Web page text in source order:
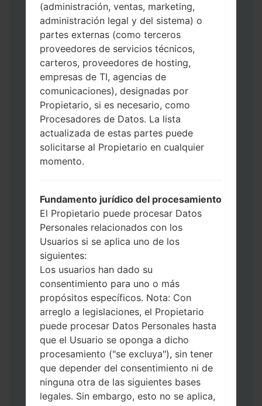
AP: "Sistema y Recuperación"
CP: "Módem y Radio"
CSC _ ***: "País y región y operador"
HOME_CSC _ ***: "País y regióny
operador"
Agregue todos los archivos a Odin 3.
Si desea hacer clean flash, use CSC _ *** o
use HOME_CSC _ *** para mantener sus
datos y aplicaciones.
Ahora apague su teléfono y entre al Modo
de Descarga. Cómo hacer todos los
métodos:
volumen y la tecla de Bixby.
Presione y mantenga presionadas las
teclas de Subir y de Bajar volumen y
luego conecte un cable USB.
Presione y mantenga presionados la
tecla de Encendido, el botón de Bajar
volumen y la tecla de Inicio.
Conecte un cable USB, luego
mantenga presionados el botón de Bixby
y la tecla de Bajar volumen.
Presione y mantenga presionados la
tecla de Encendido y el botón de Subir
volumen.
Luego, conecte su dispositivo a PC, Odin
debería detectar su teléfono y el número
(administración, ventas, marketing,
administración legal y del sistema) o
partes externas (como terceros
proveedores de servicios técnicos,
carteros, proveedores de hosting,
empresas de TI, agencias de
comunicaciones), designadas por
Propietario, si es necesario, como
Procesadores de Datos. La lista
actualizada de estas partes puede
solicitarse al Propietario en cualquier
momento.
Fundamento jurídico del procesamiento
El Propietario puede procesar Datos
Personales relacionados con los
Usuarios si se aplica uno de los
siguientes:
Los usuarios han dado su
consentimiento para uno o más
propósitos específicos. Nota: Con
arreglo a legislaciones, el Propietario
puede procesar Datos Personales hasta
que el Usuario se oponga a dicho
procesamiento ("se excluya"), sin tener
que depender del consentimiento ni de
ninguna otra de las siguientes bases
legales. Sin embargo, esto no se aplica,